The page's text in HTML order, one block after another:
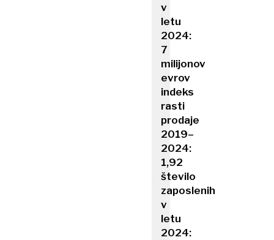
v
letu
2024:
7
milijonov
evrov
indeks
rasti
prodaje
2019–
2024:
1,92
število
zaposlenih
v
letu
2024: